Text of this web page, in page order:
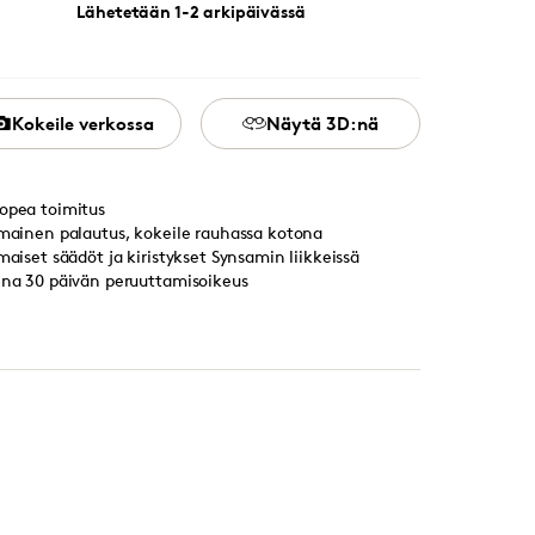
Lähetetään 1-2 arkipäivässä
Kokeile verkossa Näytä 3D:nä
toimitus
palautus, kokeile rauhassa kotona
säädöt ja kiristykset Synsamin liikkeissä
30 päivän peruuttamisoikeus